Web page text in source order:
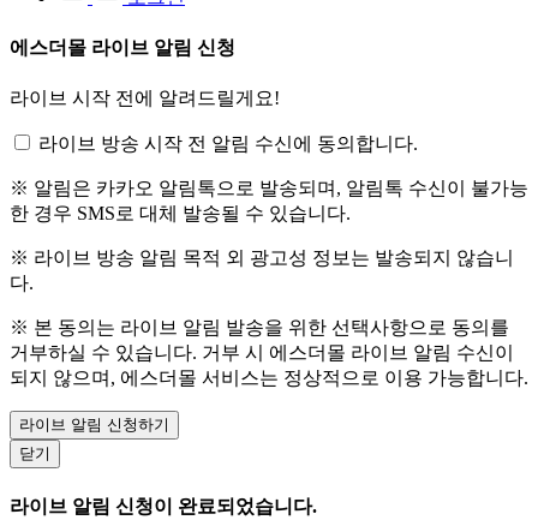
에스더몰 라이브 알림 신청
라이브 시작 전에 알려드릴게요!
라이브 방송 시작 전 알림 수신에 동의합니다.
※ 알림은 카카오 알림톡으로 발송되며, 알림톡 수신이 불가능
한 경우 SMS로 대체 발송될 수 있습니다.
※ 라이브 방송 알림 목적 외 광고성 정보는 발송되지 않습니
다.
※ 본 동의는 라이브 알림 발송을 위한 선택사항으로 동의를
거부하실 수 있습니다. 거부 시 에스더몰 라이브 알림 수신이
되지 않으며, 에스더몰 서비스는 정상적으로 이용 가능합니다.
라이브 알림 신청하기
닫기
라이브 알림 신청이 완료되었습니다.